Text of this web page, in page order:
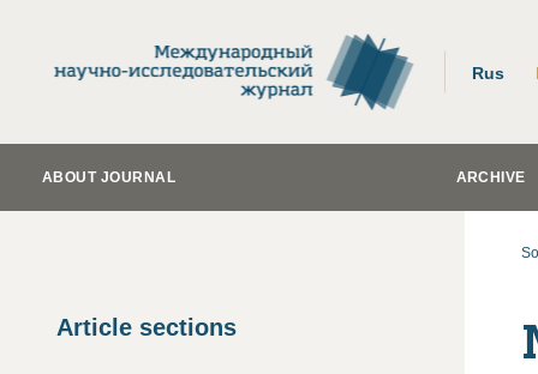
Rus
ABOUT JOURNAL ARCHIVE
Article sections